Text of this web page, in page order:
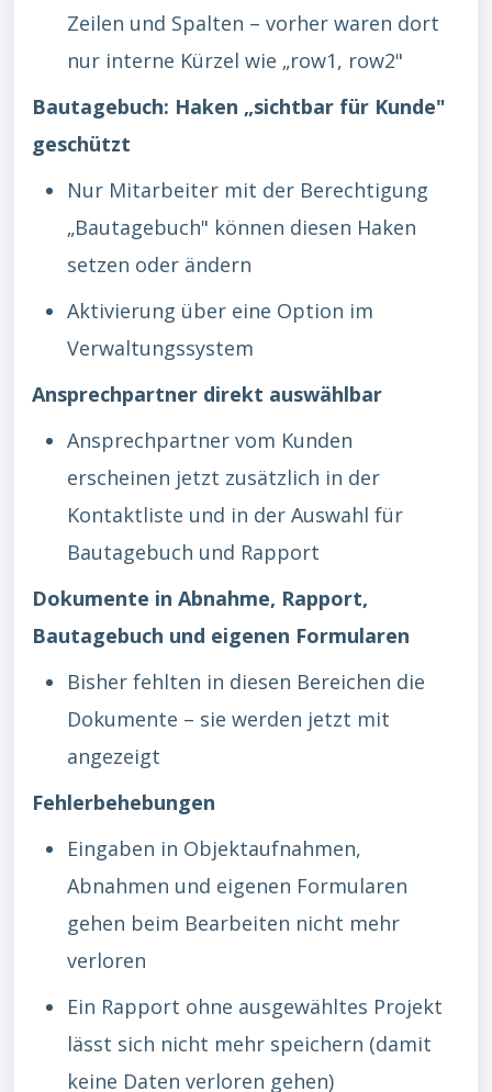
Zeilen und Spalten – vorher waren dort
nur interne Kürzel wie „row1, row2"
Bautagebuch: Haken „sichtbar für Kunde"
geschützt
Nur Mitarbeiter mit der Berechtigung
„Bautagebuch" können diesen Haken
setzen oder ändern
Aktivierung über eine Option im
Verwaltungssystem
Ansprechpartner direkt auswählbar
Ansprechpartner vom Kunden
erscheinen jetzt zusätzlich in der
Kontaktliste und in der Auswahl für
Bautagebuch und Rapport
Dokumente in Abnahme, Rapport,
Bautagebuch und eigenen Formularen
Bisher fehlten in diesen Bereichen die
Dokumente – sie werden jetzt mit
angezeigt
Fehlerbehebungen
Eingaben in Objektaufnahmen,
Abnahmen und eigenen Formularen
gehen beim Bearbeiten nicht mehr
verloren
Ein Rapport ohne ausgewähltes Projekt
lässt sich nicht mehr speichern (damit
keine Daten verloren gehen)